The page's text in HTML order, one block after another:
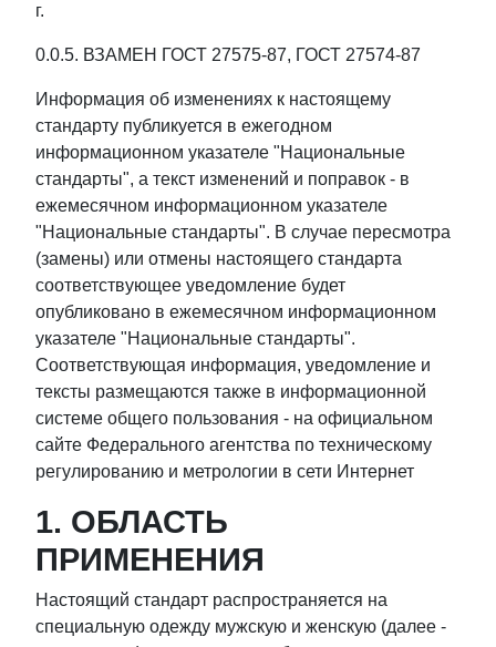
г.
0.0.5. ВЗАМЕН ГОСТ 27575-87, ГОСТ 27574-87
Информация об изменениях к настоящему
стандарту публикуется в ежегодном
информационном указателе "Национальные
стандарты", а текст изменений и поправок - в
ежемесячном информационном указателе
"Национальные стандарты". В случае пересмотра
(замены) или отмены настоящего стандарта
соответствующее уведомление будет
опубликовано в ежемесячном информационном
указателе "Национальные стандарты".
Соответствующая информация, уведомление и
тексты размещаются также в информационной
системе общего пользования - на официальном
сайте Федерального агентства по техническому
регулированию и метрологии в сети Интернет
1. ОБЛАСТЬ
ПРИМЕНЕНИЯ
Настоящий стандарт распространяется на
специальную одежду мужскую и женскую (далее -